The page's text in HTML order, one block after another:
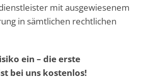
mit ausgewiesenem
in sämtlichen rechtlichen
ein – die erste
bei uns kostenlos!